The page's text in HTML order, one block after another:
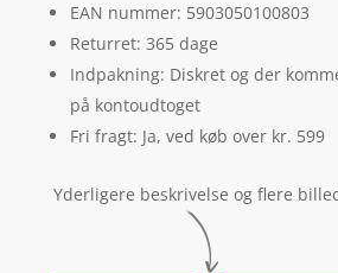
EAN nummer: 5903050100803
Returret: 365 dage
Indpakning: Diskret og der
på kontoudtoget
Fri fragt: Ja, ved køb over kr. 599
Yderligere beskrivelse og flere